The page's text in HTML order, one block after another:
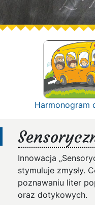
Harmonogram
Innowacja
stymuluje zmysły.
poznawaniu liter
oraz dotykowych.